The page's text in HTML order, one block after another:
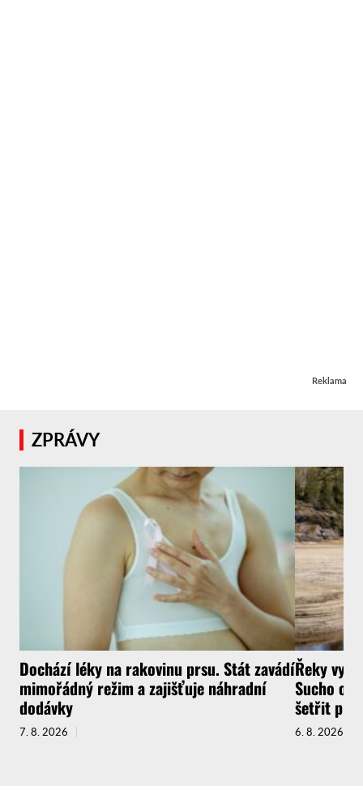
Reklama
ZPRÁVY
Dochází léky na rakovinu prsu. Stát zavádí
mimořádný režim a zajišťuje náhradní
dodávky
7. 8. 2026
Řeky
Sucho
šetřit
6. 8. 2026